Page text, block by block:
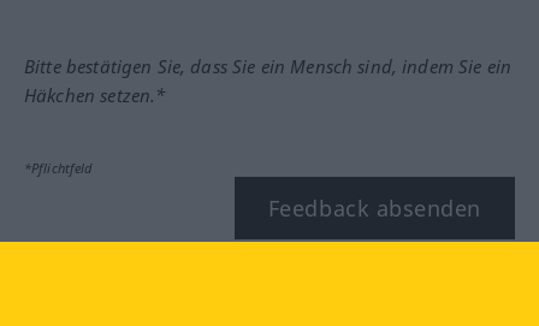
Bitte bestätigen Sie, dass Sie ein Mensch sind, indem Sie ein
Häkchen setzen.*
*Pflichtfeld
Feedback absenden